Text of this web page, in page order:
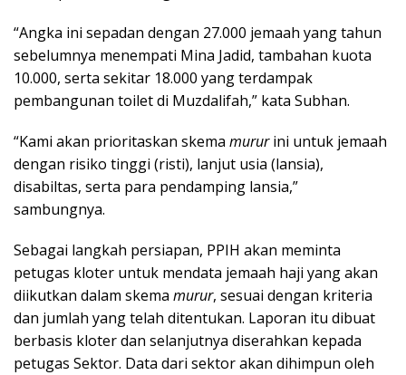
“Angka ini sepadan dengan 27.000 jemaah yang tahun
sebelumnya menempati Mina Jadid, tambahan kuota
10.000, serta sekitar 18.000 yang terdampak
pembangunan toilet di Muzdalifah,” kata Subhan.
“Kami akan prioritaskan skema mururini untuk jemaah
dengan risiko tinggi (risti), lanjut usia (lansia),
disabiltas, serta para pendamping lansia,”
sambungnya.
Sebagai langkah persiapan, PPIH akan meminta
petugas kloter untuk mendata jemaah haji yang akan
diikutkan dalam skema murur, sesuai dengan kriteria
dan jumlah yang telah ditentukan. Laporan itu dibuat
berbasis kloter dan selanjutnya diserahkan kepada
petugas Sektor. Data dari sektor akan dihimpun oleh